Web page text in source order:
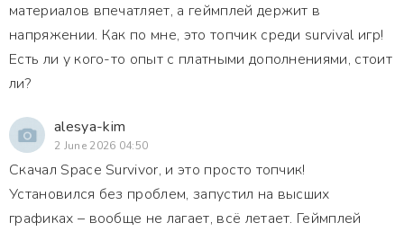
материалов впечатляет, а геймплей держит в
напряжении. Как по мне, это топчик среди survival игр!
Есть ли у кого-то опыт с платными дополнениями, стоит
ли?
alesya-kim
2 June 2026 04:50
Скачал Space Survivor, и это просто топчик!
Установился без проблем, запустил на высших
графиках – вообще не лагает, всё летает. Геймплей